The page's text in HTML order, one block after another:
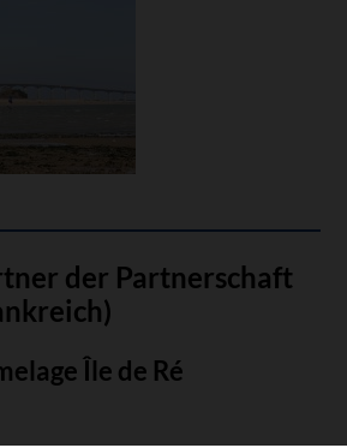
der Partnerschaft
Île de Ré